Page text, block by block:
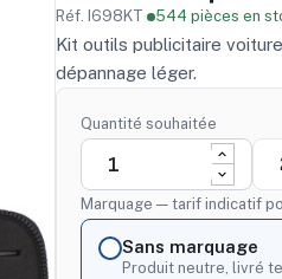
Réf. I698KT· 544 pièces en
Kit outils publicitaire
dépannage léger.
Quantité souhaitée
Marquage — tarif indicatif
Sans marquage
Produit neutre, livré